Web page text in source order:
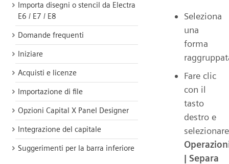
Importa disegni o stencil da Electra
E6 / E7 / E8
Domande frequenti
Iniziare
Acquisti e licenze
Importazione di file
Opzioni Capital X Panel Designer
Integrazione del capitale
Suggerimenti per la barra inferiore
Seleziona
una
forma
Fare clic
con il
tasto
destro e
selezionare
| Separa